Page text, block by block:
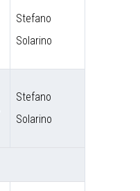
Stefano
Solarino
Stefano
Solarino